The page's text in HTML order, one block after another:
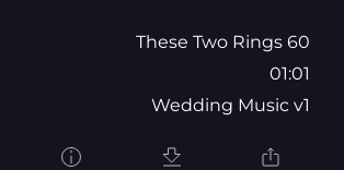
These Two Rings 60
01:01
Wedding Music v1